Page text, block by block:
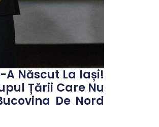
A Născut La Iași!
Țării Care Nu
De Nord